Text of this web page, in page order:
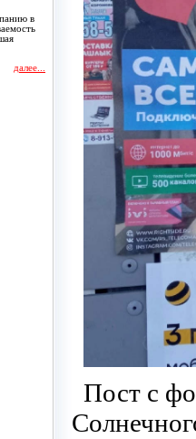
в
далее...
Пост с